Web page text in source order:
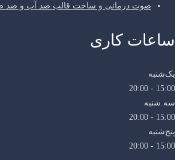
صوت درمانی و ساخت قالب ضد آب و ضد
ساعات کاری
یک‌شنبه
15:00 - 20:00
سه شنبه
15:00 - 20:00
پنج‌شنبه
15:00 - 20:00